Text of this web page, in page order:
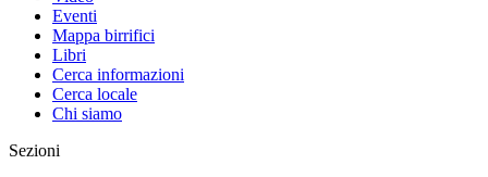
Eventi
Mappa birrifici
Libri
Cerca informazioni
Cerca locale
Chi siamo
Sezioni